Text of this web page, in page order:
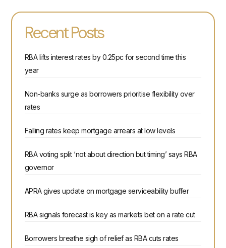
Recent Posts
RBA lifts interest rates by 0.25pc for second time this
year
Non-banks surge as borrowers prioritise flexibility over
rates
Falling rates keep mortgage arrears at low levels
RBA voting split ‘not about direction but timing’ says RBA
governor
APRA gives update on mortgage serviceability buffer
RBA signals forecast is key as markets bet on a rate cut
Borrowers breathe sigh of relief as RBA cuts rates